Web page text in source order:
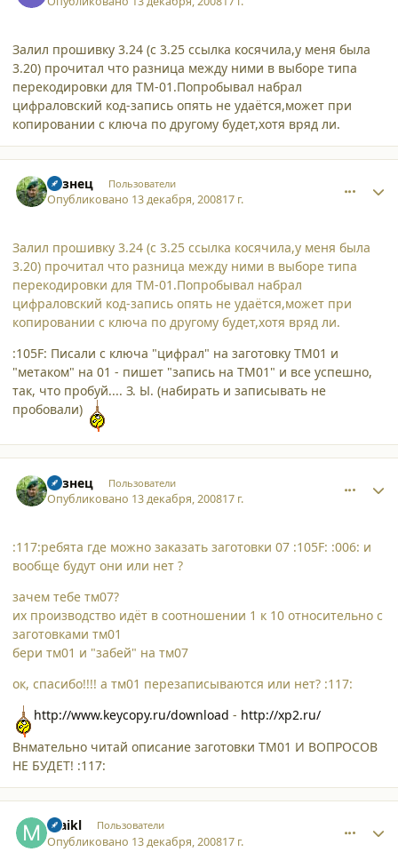
Залил прошивку 3.24 (с 3.25 ссылка косячила,у меня была
3.20) прочитал что разница между ними в выборе типа
перекодировки для ТМ-01.Попробывал набрал
цифраловский код-запись опять не удаётся,может при
копировании с ключа по другому будет,хотя вряд ли.
Кузнец Пользователи
Опубликовано 13 декабря, 200817 г.
Залил прошивку 3.24 (с 3.25 ссылка косячила,у меня была
3.20) прочитал что разница между ними в выборе типа
перекодировки для ТМ-01.Попробывал набрал
цифраловский код-запись опять не удаётся,может при
копировании с ключа по другому будет,хотя вряд ли.
:105F: Писали с ключа "цифрал" на заготовку ТМ01 и
"метаком" на 01 - пишет "запись на ТМ01" и все успешно,
так, что пробуй.... З. Ы. (набирать и записывать не
пробовали)
Кузнец Пользователи
Опубликовано 13 декабря, 200817 г.
:117:ребята где можно заказать заготовки 07 :105F: :006: и
вообще будут они или нет ?
зачем тебе тм07?
их производство идёт в соотношении 1 к 10 относительно с
заготовками тм01
бери тм01 и "забей" на тм07
ок, спасибо!!!! а тм01 перезаписываются или нет? :117:
http://www.keycopy.ru/download - http://xp2.ru/
Внмательно читай описание заготовки ТМ01 И ВОПРОСОВ
НЕ БУДЕТ! :117:
maikl Пользователи
Опубликовано 13 декабря, 200817 г.